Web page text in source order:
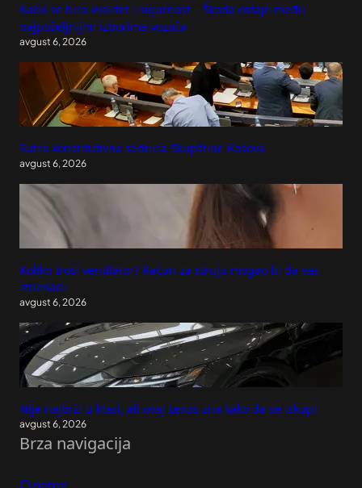
Kada se bira kvalitet i sigurnost – Škoda ostaje među
najpoželjnijim izborima vozača
avgust 6, 2026
Sutra konstitutivna sednica Skupštine Kosova
avgust 6, 2026
Koliko troši ventilator? Račun za struju mogao bi da vas
iznenadi
avgust 6, 2026
Nije najbrži u klasi, ali ovaj Lexus zna kako da se iskupi
avgust 6, 2026
Brza navigacija
O nama